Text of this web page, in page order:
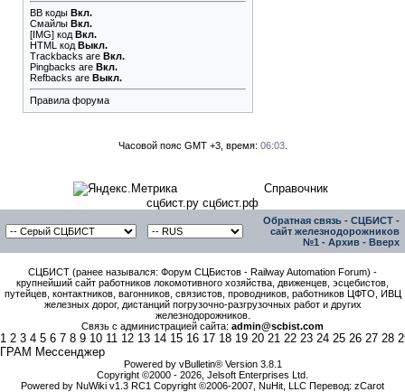
BB коды Вкл.
Смайлы Вкл.
[IMG] код Вкл.
HTML код Выкл.
Trackbacks are Вкл.
Pingbacks are Вкл.
Refbacks are Выкл.
Правила форума
Часовой пояс GMT +3, время: 06:03.
Справочник
сцбист.ру сцбист.рф
Обратная связь - СЦБИСТ -
сайт железнодорожников
№1 - Архив - Вверх
СЦБИСТ (ранее назывался: Форум СЦБистов - Railway Automation Forum) -
крупнейший сайт работников локомотивного хозяйства, движенцев, эсцебистов,
путейцев, контактников, вагонников, связистов, проводников, работников ЦФТО, ИВЦ
железных дорог, дистанций погрузочно-разгрузочных работ и других
железнодорожников.
Связь с администрацией сайта: admin@scbist.com
1 2 3 4 5 6 7 8 9 10 11 12 13 14 15 16 17 18 19 20 21 22 23 24 25 26 27 28
ГРАМ Мессенджер
Powered by vBulletin® Version 3.8.1
Copyright ©2000 - 2026, Jelsoft Enterprises Ltd.
Powered by NuWiki v1.3 RC1 Copyright ©2006-2007, NuHit, LLC Перевод: zCarot